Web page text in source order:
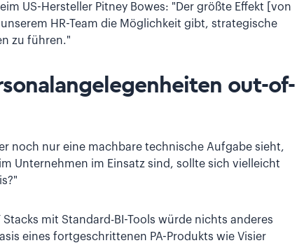
US-Hersteller Pitney Bowes: "Der größte Effekt [von
HR-Team die Möglichkeit gibt, strategische
zu führen."
out-of-
noch nur eine machbare technische Aufgabe sieht,
Unternehmen im Einsatz sind, sollte sich vielleicht
mit Standard-BI-Tools würde nichts anderes
eines fortgeschrittenen PA-Produkts wie Visier